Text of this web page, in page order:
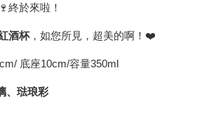
終於來啦！
酒杯，如您所見，超美的啊！❤️
底座10cm/容量350ml
、琺琅彩